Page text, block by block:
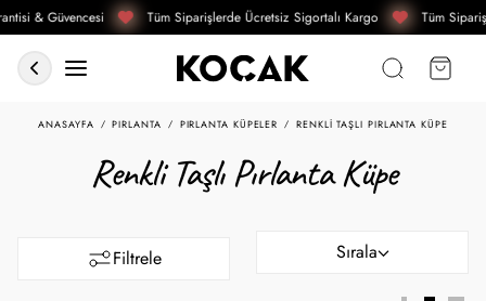
& Güvencesi Tüm Siparişlerde Ücretsiz Sigortalı Kargo Tüm
ANASAYFA PIRLANTA PIRLANTA KÜPELER RENKLI TAŞLI PIRLANTA KÜPE
Renkli Taşlı Pırlanta Küpe
Filtrele Sırala